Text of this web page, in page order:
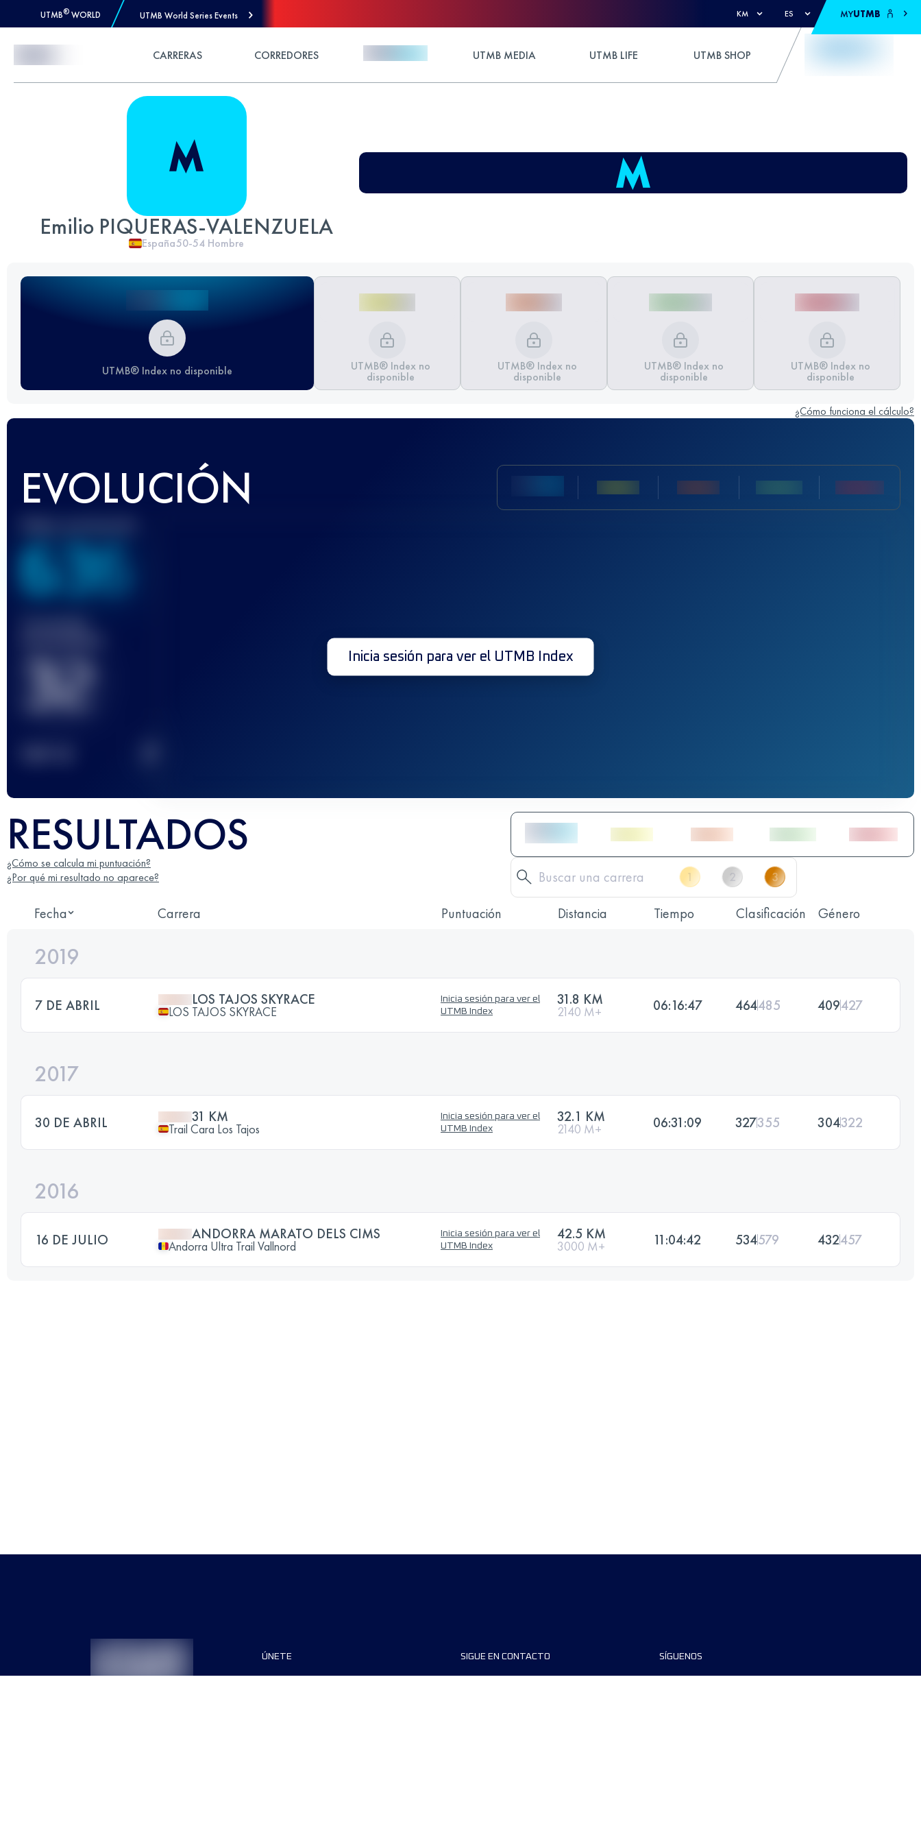
UTMB® WORLD UTMB World Series Events KM ES MYUTMB
CARRERAS CORREDORES UTMB MEDIA UTMB LIFE UTMB SHOP
Emilio PIQUERAS-VALENZUELA
España50-54 Hombre
UTMB® Index no disponible UTMB® Index no
disponible
UTMB® Index no
disponible
UTMB® Index no
disponible
UTMB® Index no
disponible
¿Cómo funciona el cálculo?
EVOLUCIÓN
636
32 Inicia sesión para ver el UTMB Index
RESULTADOS
¿Cómo se calcula mi puntuación?
¿Por qué mi resultado no aparece?
Fecha Carrera Puntuación Distancia Tiempo Clasificación Género
2019
7 DE ABRIL LOS TAJOS SKYRACE
LOS TAJOS SKYRACE
Inicia sesión para ver el
UTMB Index
31.8 KM
2140 M+ 06:16:47 464485 409427
2017
30 DE ABRIL 31 KM
Trail Cara Los Tajos
Inicia sesión para ver el
UTMB Index
32.1 KM
2140 M+ 06:31:09 327355 304322
2016
16 DE JULIO ANDORRA MARATO DELS CIMS
Andorra Ultra Trail Vallnord
Inicia sesión para ver el
UTMB Index
42.5 KM
3000 M+ 11:04:42 534579 432457
ÚNETE SIGUE EN CONTACTO SÍGUENOS